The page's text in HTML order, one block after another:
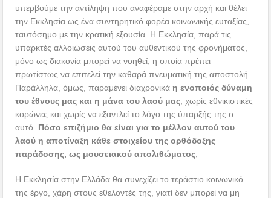
υπερβούμε την αντίληψη που αναφέραμε στην αρχή και θέλει
την Εκκλησία ως ένα συντηρητικό φορέα κοινωνικής ευταξίας,
ταυτόσημο με την κρατική εξουσία. Η Εκκλησία, παρά τις
υπαρκτές αλλοιώσεις αυτού του αυθεντικού της φρονήματος,
μόνο ως διακονία μπορεί να νοηθεί, η οποία πρέπει
πρωτίστως να επιτελεί την καθαρά πνευματική της αποστολή.
Παράλληλα, όμως, παραμένει διαχρονικάη ενοποιός δύναμη
του έθνους μας και η μάνα του λαού μας , χωρίς εθνικιστικές
κορώνες και χωρίς να εξαντλεί το λόγο της ύπαρξής της σ
αυτό. Πόσο επιζήμιο θα είναι για το μέλλον αυτού του
λαού η αποτίναξη κάθε στοιχείου της ορθόδοξης
παράδοσης, ως μουσειακού απολιθώματος;
Η Εκκλησία στην Ελλάδα θα συνεχίζει το τεράστιο κοινωνικό
της έργο, χάρη στους εθελοντές της, γιατί δεν μπορεί να μη